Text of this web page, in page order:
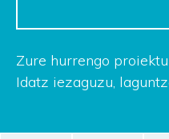
Zure hurrengo
Idatz iezaguzu,